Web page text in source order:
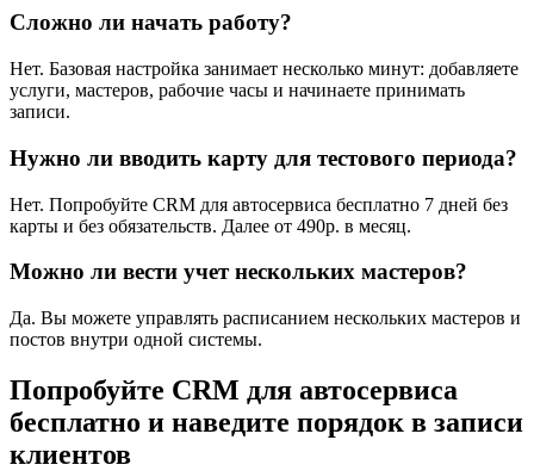
Сложно ли начать работу?
Нет. Базовая настройка занимает несколько минут: добавляете
услуги, мастеров, рабочие часы и начинаете принимать
записи.
Нужно ли вводить карту для тестового периода?
Нет. Попробуйте CRM для автосервиса бесплатно 7 дней без
карты и без обязательств. Далее от 490р. в месяц.
Можно ли вести учет нескольких мастеров?
Да. Вы можете управлять расписанием нескольких мастеров и
постов внутри одной системы.
Попробуйте CRM для автосервиса
бесплатно и наведите порядок в записи
клиентов